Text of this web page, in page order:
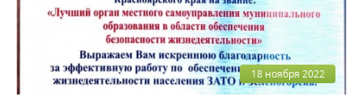
18 ноября 2022